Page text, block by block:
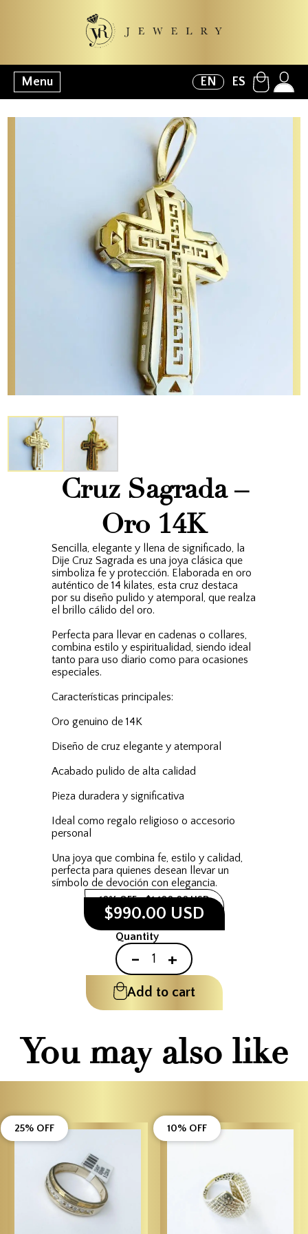
Menu EN ES
Cruz Sagrada –
Oro 14K
Sencilla, elegante y llena de significado, la
Dije Cruz Sagrada es una joya clásica que
simboliza fe y protección. Elaborada en oro
auténtico de 14 kilates, esta cruz destaca
por su diseño pulido y atemporal, que realza
el brillo cálido del oro.
Perfecta para llevar en cadenas o collares,
combina estilo y espiritualidad, siendo ideal
tanto para uso diario como para ocasiones
especiales.
Características principales:
Oro genuino de 14K
Diseño de cruz elegante y atemporal
Acabado pulido de alta calidad
Pieza duradera y significativa
Ideal como regalo religioso o accesorio
personal
Una joya que combina fe, estilo y calidad,
perfecta para quienes desean llevar un
símbolo de devoción con elegancia.
10% OFF $1,100.00 USD
$990.00 USD
Quantity
- +
Add to cart
You may also like
25% OFF 10% OFF